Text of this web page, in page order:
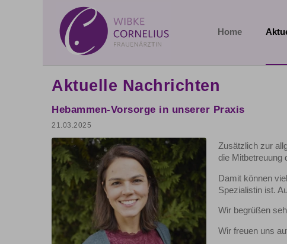
Home
Aktuelle Nachrichten
Hebammen-Vorsorge in unserer Praxis
21.03.2025
Zusätzlich zur
die Mitbetreuung
Damit können
Spezialistin ist.
Wir begrüßen
Wir freuen uns